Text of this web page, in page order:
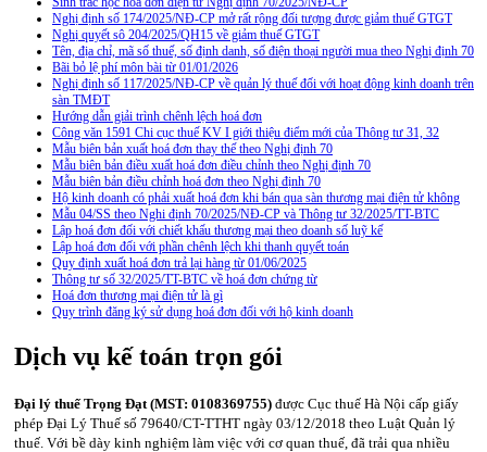
Nghị định số 174/2025/NĐ-CP mở rất rộng đối tượng được giảm thuế GTGT
Nghị quyết sô 204/2025/QH15 về giảm thuế GTGT
Tên, địa chỉ, mã số thuế, số định danh, số điện thoại người mua theo Nghị định 70
Bãi bỏ lệ phí môn bài từ 01/01/2026
Nghị định số 117/2025/NĐ-CP về quản lý thuế đối với hoạt động kinh doanh trên
sàn TMĐT
Hướng dẫn giải trình chênh lệch hoá đơn
Công văn 1591 Chi cục thuế KV I giới thiệu điểm mới của Thông tư 31, 32
Mẫu biên bản xuất hoá đơn thay thế theo Nghị định 70
Mẫu biên bản điều xuất hoá đơn điều chỉnh theo Nghị định 70
Mẫu biên bản điều chỉnh hoá đơn theo Nghị định 70
Hộ kinh doanh có phải xuất hoá đơn khi bán qua sàn thương mại điện tử không
Mẫu 04/SS theo Nghi định 70/2025/NĐ-CP và Thông tư 32/2025/TT-BTC
Lập hoá đơn đối với chiết khấu thương mại theo doanh số luỹ kế
Lập hoá đơn đối với phần chênh lệch khi thanh quyết toán
Quy định xuất hoá đơn trả lại hàng từ 01/06/2025
Thông tư số 32/2025/TT-BTC về hoá đơn chứng từ
Hoá đơn thương mại điện tử là gì
Quy trình đăng ký sử dụng hoá đơn đối với hộ kinh doanh
Dịch vụ kế toán trọn gói
Đại lý thuế Trọng Đạt (MST: 0108369755) được Cục thuế Hà Nội cấp giấy
phép Đại Lý Thuế số 79640/CT-TTHT ngày 03/12/2018 theo Luật Quản lý
thuế. Với bề dày kinh nghiệm làm việc với cơ quan thuế, đã trải qua nhiều